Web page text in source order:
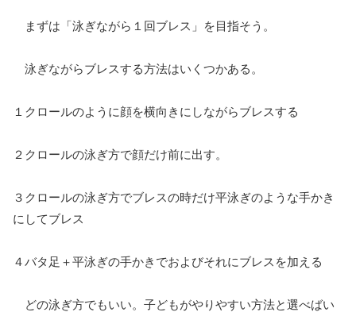
まずは「泳ぎながら１回ブレス」を目指そう。
泳ぎながらブレスする方法はいくつかある。
１クロールのように顔を横向きにしながらブレスする
２クロールの泳ぎ方で顔だけ前に出す。
３クロールの泳ぎ方でブレスの時だけ平泳ぎのような手かき
にしてブレス
４バタ足＋平泳ぎの手かきでおよびそれにブレスを加える
どの泳ぎ方でもいい。子どもがやりやすい方法と選べばい